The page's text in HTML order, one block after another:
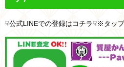
☟公式LINEでの登録はコチラ☟※タッ